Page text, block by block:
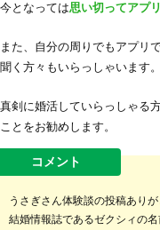
今となっては思い切ってアプ
また、自分の周りでもアプリ
聞く方々もいらっしゃいます。
真剣に婚活していらっしゃる
ことをお勧めします。
うさぎさん体験談の投稿ありが
結婚情報誌であるゼクシィの